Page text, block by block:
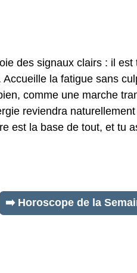
des signaux clairs : il
la fatigue sans
comme une marche
reviendra
est la base de tout, et tu
➡️ Horoscope de la